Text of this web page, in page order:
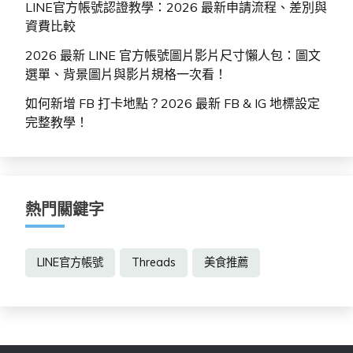
LINE官方帳號認證教學：2026 最新申請流程、差別與
資費比較
2026 最新 LINE 官方帳號圖片影片尺寸懶人包：圖文
選單、背景圖片與影片規格一次看！
如何新增 FB 打卡地點？2026 最新 FB & IG 地標設定
完整教學！
熱門關鍵字
LINE官方帳號 Threads 美食推薦